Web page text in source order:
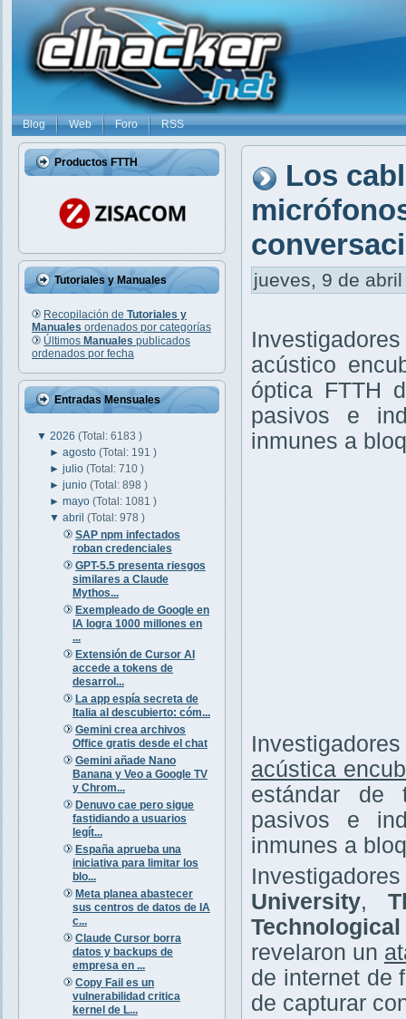
Blog Web Foro RSS
Productos FTTH
Tutoriales y Manuales
Recopilación de Tutoriales y
Manuales ordenados por categorías
Últimos Manuales publicados
ordenados por fecha
Entradas Mensuales
▼ 2026 (Total: 6183 )
►agosto(Total: 191 )
►julio(Total: 710 )
►junio(Total: 898 )
►mayo(Total: 1081 )
▼abril(Total: 978 )
SAP npm infectados
roban credenciales
GPT-5.5 presenta riesgos
similares a Claude
Mythos...
Exempleado de Google en
IA logra 1000 millones en
...
Extensión de Cursor AI
accede a tokens de
desarrol...
La app espía secreta de
Italia al descubierto: cóm...
Gemini crea archivos
Office gratis desde el chat
Gemini añade Nano
Banana y Veo a Google TV
y Chrom...
Denuvo cae pero sigue
fastidiando a usuarios
legít...
España aprueba una
iniciativa para limitar los
blo...
Meta planea abastecer
sus centros de datos de IA
c...
Claude Cursor borra
datos y backups de
empresa en ...
Copy Fail es un
vulnerabilidad critica
kernel de L...
Los
jueves, 9 de
acústico
óptica FTTH
pasivos e
inmunes a
acústica
estándar de
pasivos e
inmunes a
University,
revelaron un
de internet de
de capturar